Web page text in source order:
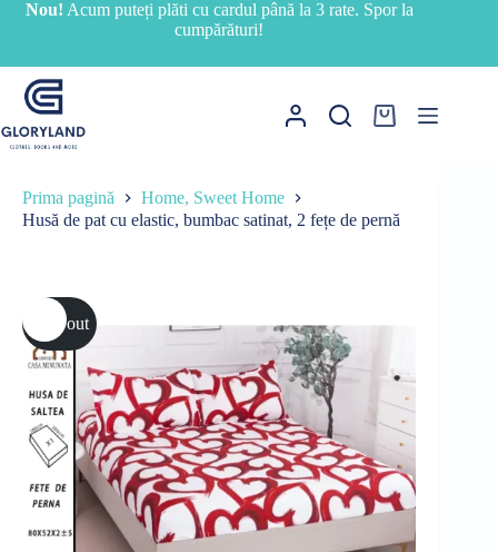
SariNou! Acum puteți plăti cu cardul până la 3 rate. Spor la
cumpărături!
Coș
Prima pagină
Home, Sweet Home
Husă de pat cu elastic, bumbac satinat, 2 fețe de pernă
Sold out